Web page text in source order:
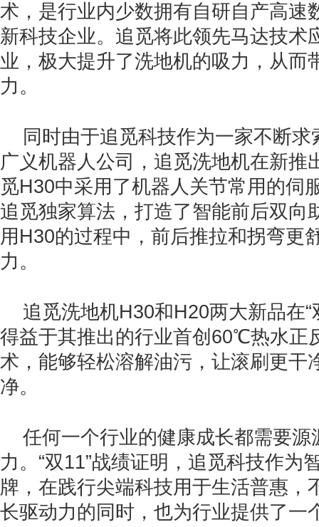
术，是行业内少数拥有自研自产高速
新科技企业。追觅将此领先马达技术
业，极大提升了洗地机的吸力，从而
力。
同时由于追觅科技作为一家不断
广义机器人公司，追觅洗地机在新推
觅H30中采用了机器人关节常用的伺
追觅独家算法，打造了智能前后双向
用H30的过程中，前后推拉和拐弯更
力。
追觅洗地机H30和H20两大新品在“
得益于其推出的行业首创60℃热水正
术，能够轻松溶解油污，让滚刷更干
净。
任何一个行业的健康成长都需要源
力。“双11”战绩证明，追觅科技作为
牌，在践行尖端科技用于生活普惠，
长驱动力的同时，也为行业提供了一